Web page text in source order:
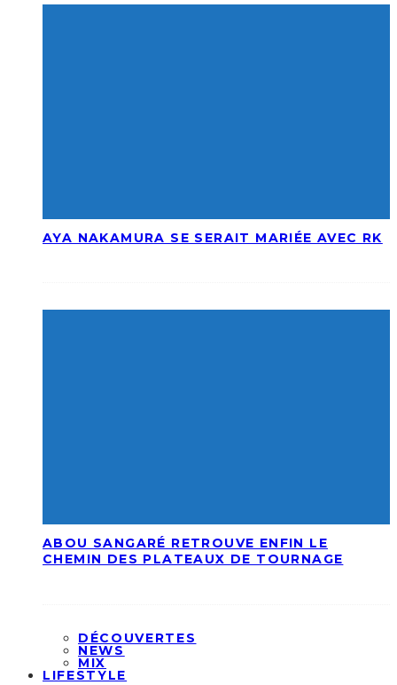
AYA NAKAMURA SE SERAIT MARIÉE AVEC RK
ABOU SANGARÉ RETROUVE ENFIN LE
CHEMIN DES PLATEAUX DE TOURNAGE
DÉCOUVERTES
NEWS
MIX
LIFESTYLE